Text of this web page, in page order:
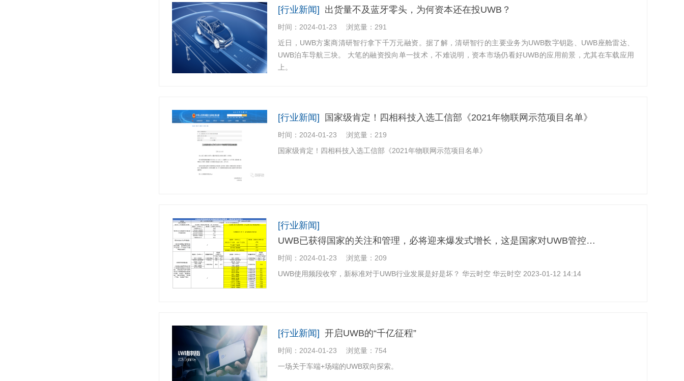
[行业新闻] 出货量不及蓝牙零头，为何资本还在投UWB？
时间：2024-01-23
浏览量：291
近日，UWB方案商清研智行拿下千万元融资。据了解，清研智行的主要业务为UWB数字钥匙、UWB座舱雷达、
UWB泊车导航三块。 大笔的融资投向单一技术，不难说明，资本市场仍看好UWB的应用前景，尤其在车载应用
上。
[行业新闻] 国家级肯定！四相科技入选工信部《2021年物联网示范项目名单》
时间：2024-01-23
浏览量：219
国家级肯定！四相科技入选工信部《2021年物联网示范项目名单》
[行业新闻]
UWB已获得国家的关注和管理，必将迎来爆发式增长，这是国家对UWB管控…
时间：2024-01-23
浏览量：209
UWB使用频段收窄，新标准对于UWB行业发展是好是坏？ 华云时空 华云时空 2023-01-12 14:14
[行业新闻] 开启UWB的“千亿征程”
时间：2024-01-23
浏览量：754
一场关于车端+场端的UWB双向探索。